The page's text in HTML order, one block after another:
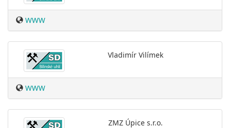
WWW
Vladimír Vilímek
WWW
ZMZ Úpice s.r.o.